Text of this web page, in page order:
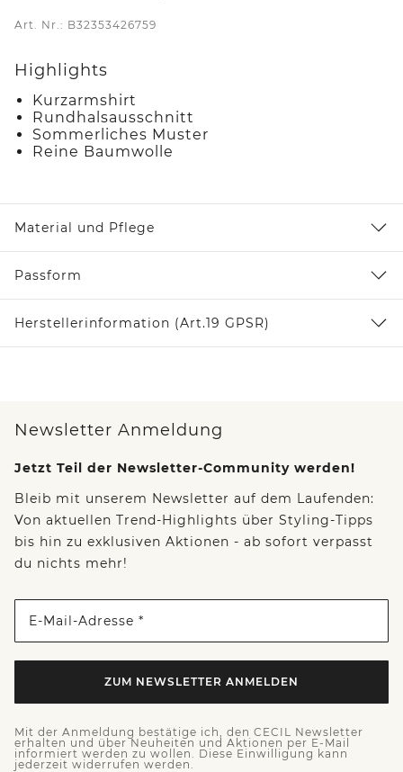
Art. Nr.: B32353426759
Highlights
Kurzarmshirt
Rundhalsausschnitt
Sommerliches Muster
Reine Baumwolle
Material und Pflege
Passform
Herstellerinformation (Art.19 GPSR)
Newsletter Anmeldung
Jetzt Teil der Newsletter-Community werden!
Bleib mit unserem Newsletter auf dem Laufenden:
Von aktuellen Trend-Highlights über Styling-Tipps
bis hin zu exklusiven Aktionen - ab sofort verpasst
du nichts mehr!
E-Mail-Adresse *
ZUM NEWSLETTER ANMELDEN
Mit der Anmeldung bestätige ich, den CECIL Newsletter
erhalten und über Neuheiten und Aktionen per E-Mail
informiert werden zu wollen. Diese Einwilligung kann
jederzeit widerrufen werden.